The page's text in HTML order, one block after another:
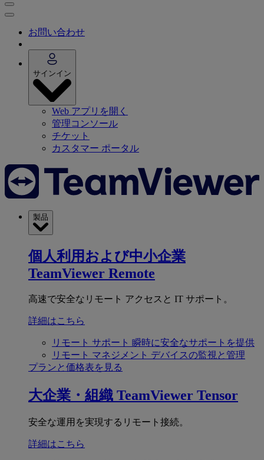
お問い合わせ
サインイン
Web アプリを開く
管理コンソール
チケット
カスタマー ポータル
製品
個人利用および中小企業
TeamViewer Remote
高速で安全なリモート アクセスと IT サポート。
詳細はこちら
リモート サポート 瞬時に安全なサポートを提供
リモート マネジメント デバイスの監視と管理
プランと価格表を見る
大企業・組織 TeamViewer Tensor
安全な運用を実現するリモート接続。
詳細はこちら